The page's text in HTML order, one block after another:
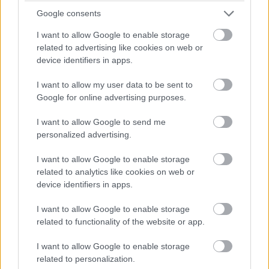
Google consents
I want to allow Google to enable storage
related to advertising like cookies on web or
device identifiers in apps.
I want to allow my user data to be sent to
Google for online advertising purposes.
I want to allow Google to send me
personalized advertising.
I want to allow Google to enable storage
related to analytics like cookies on web or
device identifiers in apps.
I want to allow Google to enable storage
related to functionality of the website or app.
I want to allow Google to enable storage
related to personalization.
να υπολογίζεται η κρατική επιδότηση του προγράμματος
«Κινούμαι
Ηλεκτρικά».https://www.carandmotor.gr/citroen
Για όσους επιθυμούν ένα οικογενειακό crossover με